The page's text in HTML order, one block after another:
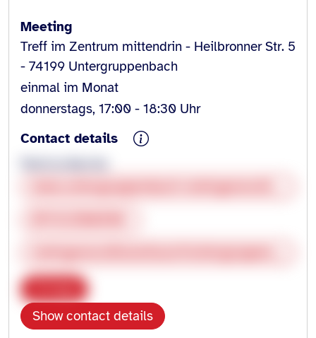
Meeting
Treff im Zentrum mittendrin - Heilbronner Str. 5
- 74199 Untergruppenbach
einmal im Monat
donnerstags, 17:00 - 18:30 Uhr
Contact details
Show contact details